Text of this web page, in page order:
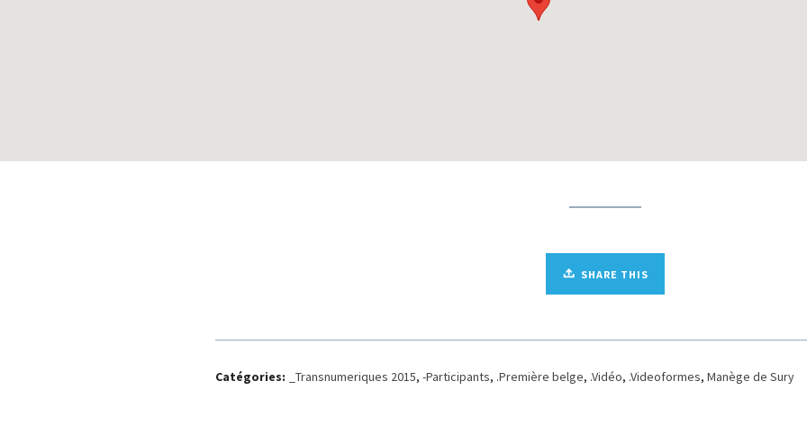
SHARE THIS
Catégories: _Transnumeriques 2015, -Participants, .Première belge, .Vidéo, .Videoformes, Manège de Sury